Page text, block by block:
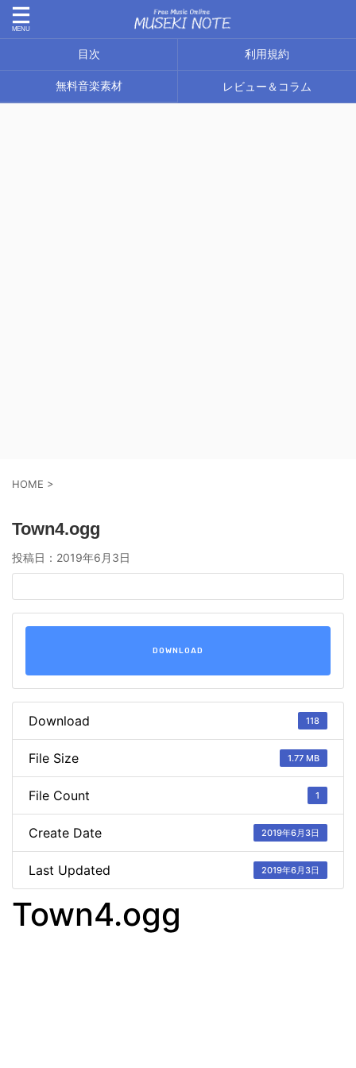
目次 利用規約
無料音楽素材 レビュー＆コラム
HOME >
Town4.ogg
投稿日： 2019年6月3日
DOWNLOAD
Download 118
File Size 1.77 MB
File Count 1
Create Date 2019年6月3日
Last Updated 2019年6月3日
Town4.ogg